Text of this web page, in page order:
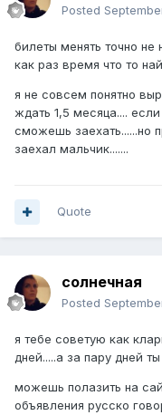
Posted
билеты менять точно не
как раз время что то
я не совсем понятно
ждать 1,5 месяца....
сможешь заехать......но
заехал мальчик.......
Quote
солнечная
Posted
я тебе советую как
дней.....а за пару дней
можешь полазить на
объявления русско